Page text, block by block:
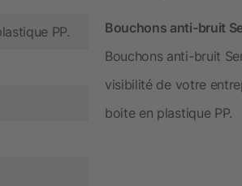
PP.
Bouchons anti-bruit
Bouchons anti-bruit
visibilité de votre
boite en plastique PP.